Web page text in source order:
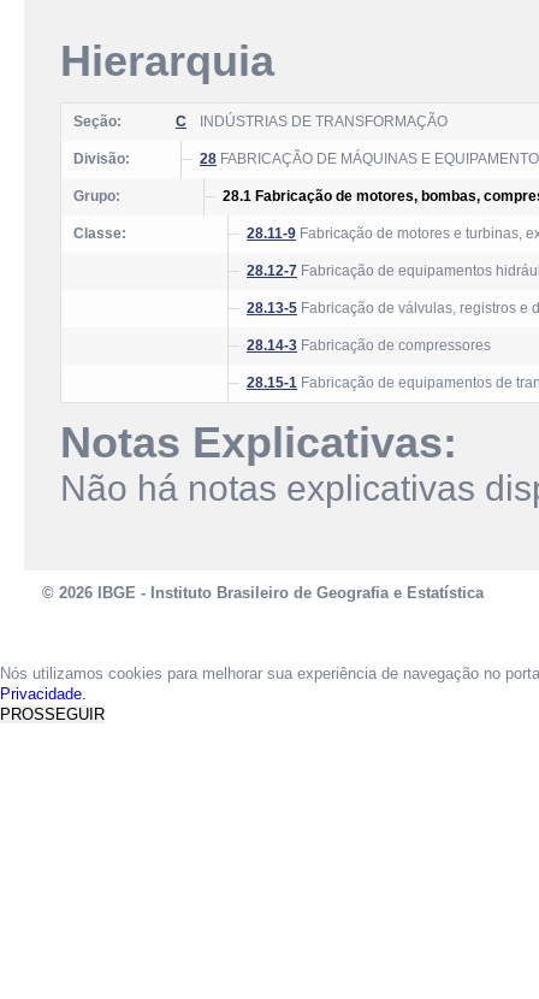
Hierarquia
Seção: C INDÚSTRIAS DE TRANSFORMAÇÃO
Divisão: 28 FABRICAÇÃO DE MÁQUINAS E
Grupo: 28.1 Fabricação de motores, bombas,
Classe: 28.11-9 Fabricação de motores e turbinas,
28.12-7 Fabricação de equipamentos
28.13-5 Fabricação de válvulas, registros e
28.14-3 Fabricação de compressores
28.15-1 Fabricação de equipamentos de
Notas Explicativas:
Não há notas explicativas
© 2026 IBGE - Instituto Brasileiro de Geografia e Estatística
Nós utilizamos cookies para melhorar sua experiência de navegação no
Privacidade.
PROSSEGUIR